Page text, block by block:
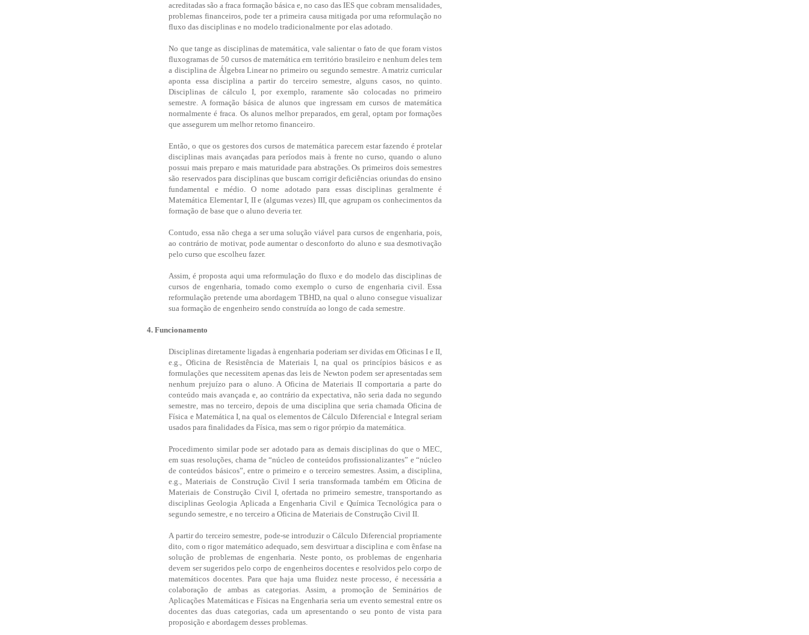
acreditadas são a fraca formação básica e, no caso das IES que cobram mensalidades,
problemas financeiros, pode ter a primeira causa mitigada por uma reformulação no
fluxo das disciplinas e no modelo tradicionalmente por elas adotado.
No que tange as disciplinas de matemática, vale salientar o fato de que foram vistos
fluxogramas de 50 cursos de matemática em território brasileiro e nenhum deles tem
a disciplina de Álgebra Linear no primeiro ou segundo semestre. A matriz curricular
aponta essa disciplina a partir do terceiro semestre, alguns casos, no quinto.
Disciplinas de cálculo I, por exemplo, raramente são colocadas no primeiro
semestre. A formação básica de alunos que ingressam em cursos de matemática
normalmente é fraca. Os alunos melhor preparados, em geral, optam por formações
que assegurem um melhor retorno financeiro.
Então, o que os gestores dos cursos de matemática parecem estar fazendo é protelar
disciplinas mais avançadas para períodos mais à frente no curso, quando o aluno
possui mais preparo e mais maturidade para abstrações. Os primeiros dois semestres
são reservados para disciplinas que buscam corrigir deficiências oriundas do ensino
fundamental e médio. O nome adotado para essas disciplinas geralmente é
Matemática Elementar I, II e (algumas vezes) III, que agrupam os conhecimentos da
formação de base que o aluno deveria ter.
Contudo, essa não chega a ser uma solução viável para cursos de engenharia, pois,
ao contrário de motivar, pode aumentar o desconforto do aluno e sua desmotivação
pelo curso que escolheu fazer.
Assim, é proposta aqui uma reformulação do fluxo e do modelo das disciplinas de
cursos de engenharia, tomado como exemplo o curso de engenharia civil. Essa
reformulação pretende uma abordagem TBHD, na qual o aluno consegue visualizar
sua formação de engenheiro sendo construída ao longo de cada semestre.
4. Funcionamento
Disciplinas diretamente ligadas à engenharia poderiam ser dividas em Oficinas I e II,
e.g., Oficina de Resistência de Materiais I, na qual os princípios básicos e as
formulações que necessitem apenas das leis de Newton podem ser apresentadas sem
nenhum prejuízo para o aluno. A Oficina de Materiais II comportaria a parte do
conteúdo mais avançada e, ao contrário da expectativa, não seria dada no segundo
semestre, mas no terceiro, depois de uma disciplina que seria chamada Oficina de
Física e Matemática I, na qual os elementos de Cálculo Diferencial e Integral seriam
usados para finalidades da Física, mas sem o rigor prórpio da matemática.
Procedimento similar pode ser adotado para as demais disciplinas do que o MEC,
em suas resoluções, chama de “núcleo de conteúdos profissionalizantes” e “núcleo
de conteúdos básicos”, entre o primeiro e o terceiro semestres. Assim, a disciplina,
e.g., Materiais de Construção Civil I seria transformada também em Oficina de
Materiais de Construção Civil I, ofertada no primeiro semestre, transportando as
disciplinas Geologia Aplicada a Engenharia Civil e Química Tecnológica para o
segundo semestre, e no terceiro a Oficina de Materiais de Construção Civil II.
A partir do terceiro semestre, pode-se introduzir o Cálculo Diferencial propriamente
dito, com o rigor matemático adequado, sem desvirtuar a disciplina e com ênfase na
solução de problemas de engenharia. Neste ponto, os problemas de engenharia
devem ser sugeridos pelo corpo de engenheiros docentes e resolvidos pelo corpo de
matemáticos docentes. Para que haja uma fluidez neste processo, é necessária a
colaboração de ambas as categorias. Assim, a promoção de Seminários de
Aplicações Matemáticas e Físicas na Engenharia seria um evento semestral entre os
docentes das duas categorias, cada um apresentando o seu ponto de vista para
proposição e abordagem desses problemas.